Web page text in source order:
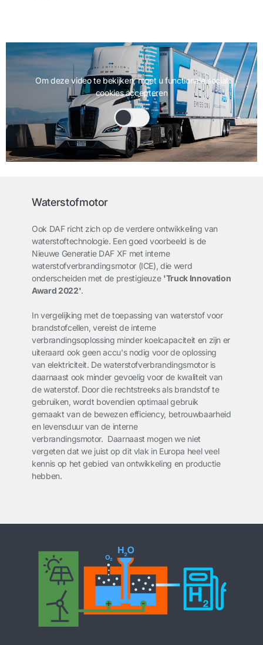
Om deze video te bekijken, moet u functionele social
cookies accepteren
Waterstofmotor
Ook DAF richt zich op de verdere ontwikkeling van
waterstoftechnologie. Een goed voorbeeld is de
Nieuwe Generatie DAF XF met interne
waterstofverbrandingsmotor (ICE), die werd
onderscheiden met de prestigieuze 'Truck Innovation
Award 2022'.
In vergelijking met de toepassing van waterstof voor
brandstofcellen, vereist de interne
verbrandingsoplossing minder koelcapaciteit en zijn er
uiteraard ook geen accu's nodig voor de oplossing
van elektriciteit. De waterstofverbrandingsmotor is
daarnaast ook minder gevoelig voor de kwaliteit van
de waterstof. Door die rechtstreeks als brandstof te
gebruiken, wordt bovendien optimaal gebruik
gemaakt van de bewezen efficiency, betrouwbaarheid
en levensduur van de interne
verbrandingsmotor. Daarnaast mogen we niet
vergeten dat we juist op dit vlak in Europa heel veel
kennis op het gebied van ontwikkeling en productie
hebben.